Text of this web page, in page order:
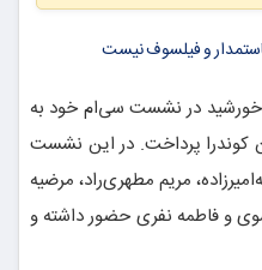
خورشید در نشست سی‌ام خود به
کوندرا پرداخت. در این نشست
مریم مطهری‌راد، مرضیه
و فاطمه نفری حضور داشته و